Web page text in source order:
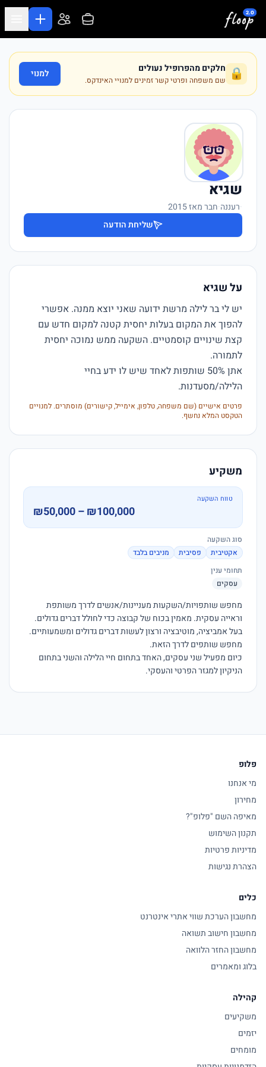
דלג לתוכן המרכזי
🔒 חלקים מהפרופיל נעולים
שם משפחה ופרטי קשר זמינים למנויי האינדקס.
למנוי
שגיא
·רעננה·חבר מאז 2015
שליחת הודעה
על שגיא
הלילה/מסעדנות.
פרטים אישיים (שם משפחה, טלפון, אימייל, קישורים) מוסתרים. למנויים
הטקסט המלא נחשף.
משקיע
טווח השקעה
₪50,000 – ₪100,000
סוג השקעה
אקטיבית
פסיבית
מניבים בלבד
תחומי ענין
עסקים
הניקיון למגזר הפרטי והעסקי.
פלופ
מי אנחנו
מחירון
מאיפה השם "פלופ"?
תקנון השימוש
מדיניות פרטיות
הצהרת נגישות
כלים
מחשבון הערכת שווי אתרי אינטרנט
מחשבון חישוב תשואה
מחשבון החזר הלוואה
בלוג ומאמרים
קהילה
משקיעים
יזמים
מומחים